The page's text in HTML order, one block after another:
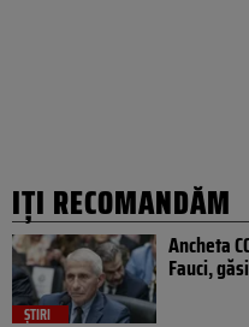
IȚI RECOMANDĂM
ȘTIRI
Ancheta
Fauci,